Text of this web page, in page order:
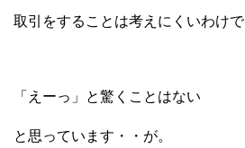
取引をすることは考えにくいわけで
「えーっ」と驚くことはない
と思っています・・が。